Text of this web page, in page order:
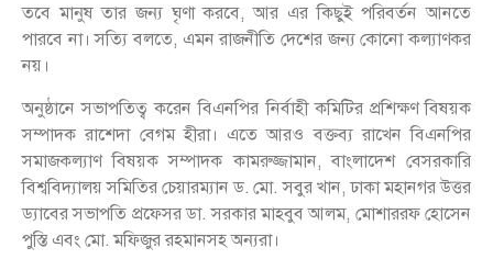
তবে মানুষ তার জন্য ঘৃণা করবে, আর এর কিছুই পরিবর্তন আনতে
পারবে না। সত্যি বলতে, এমন রাজনীতি দেশের জন্য কোনো কল্যাণকর
নয়।
অনুষ্ঠানে সভাপতিত্ব করেন বিএনপির নির্বাহী কমিটির প্রশিক্ষণ বিষয়ক
সম্পাদক রাশেদা বেগম হীরা। এতে আরও বক্তব্য রাখেন বিএনপির
সমাজকল্যাণ বিষয়ক সম্পাদক কামরুজ্জামান, বাংলাদেশ বেসরকারি
বিশ্ববিদ্যালয় সমিতির চেয়ারম্যান ড. মো. সবুর খান, ঢাকা মহানগর উত্তর
ড্যাবের সভাপতি প্রফেসর ডা. সরকার মাহবুব আলম, মোশাররফ হোসেন
পুস্তি এবং মো. মফিজুর রহমানসহ অন্যরা।